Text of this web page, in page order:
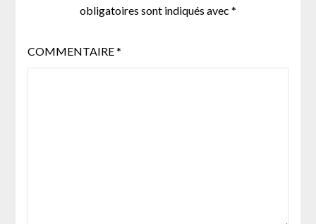
obligatoires sont indiqués avec *
COMMENTAIRE*